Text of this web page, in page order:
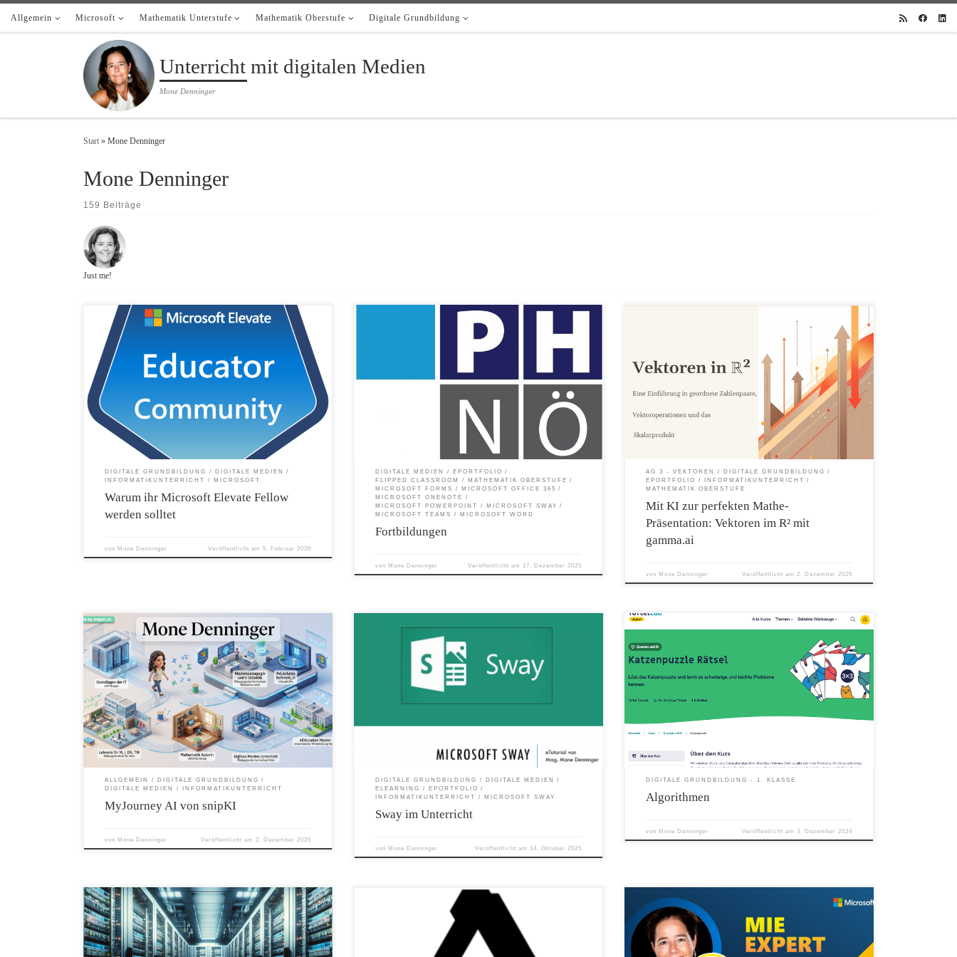
Zum Inhalt springen
Allgemein Microsoft Mathematik Unterstufe Mathematik Oberstufe Digitale Grundbildung
Unterricht mit digitalen Medien
Mone Denninger
Start » Mone Denninger
Mone Denninger
159 Beiträge
Just me!
In einer Zeit, in der künstliche Intelligenz unseren Bildungsalltag
rasant verändert, steht fest: Lehrkräfte brauchen mehr denn je
Orientierung, Unterstützung und Raum für professionelle
Weiterentwicklung. Genau hier setzt Microsoft Elevate for Educators
an – ein Programm, das nicht nur Wissen vermittelt, sondern eine
echte globale Gemeinschaft schafft. Die höchste Anerkennungsstufe
dieses Programms ist der Microsoft Elevate Educator Fellow – eine
Auszeichnung, die engagierte Lehrkräfte für herausragende
Expertise, Innovationskraft und Community‑Engagement würdigt.
Vielleicht fragt ihr euch: Wie werde ich Fellow – und warum sollte
ich überhaupt darüber nachdenken? Die Antwort ist einfach: Weil
DIGITALE GRUNDBILDUNG
DIGITALE MEDIEN
INFORMATIKUNTERRICHT
MICROSOFT
Warum ihr Microsoft Elevate Fellow
werden solltet
von Mone Denninger Veröffentlicht am 5. Februar 2026
Folgende Fortbildungen werden in nächster Zeit von mir an den
Pädagogischen Hochschulen angeboten! 351F6SPK26 Digitale
Grundlagen mit Microsoft Office 365 | Online-LV Mi, 22.04.26
Microsoft Office 365 | Online-LV Mi, 29.04.26 14:30 – 17:45
online 351F6SPK28 Microsoft 365 im Mathematikunterricht |
Online-LV Mi, 06.05.26 14:30 – 17:45 online 351F6SPK29
Microsoft 365 und KI | Online-LV | #kischule Mi, 20.05.26 14:30 –
17:45 online 351F6SPK51 Grundlagen der Unterrichtsgestaltung mit
Microsoft Teams für den Schulstart 2026 | Online-LV Mi, 23.09.26
14:30 – 17:45 online 351F6SPK52 Erste Schritte in OneNote – das
DIGITALE MEDIEN
EPORTFOLIO
FLIPPED CLASSROOM
MATHEMATIK OBERSTUFE
MICROSOFT FORMS
MICROSOFT OFFICE 365
MICROSOFT ONENOTE
MICROSOFT POWERPOINT
MICROSOFT SWAY
MICROSOFT TEAMS
MICROSOFT WORD
Fortbildungen
von Mone Denninger Veröffentlicht am 17. Dezember 2025
Vor einiger Zeit bin ich auf gamma.ai gestoßen – ein KI-gestütztes
Präsentations-Tool, das beim Erstellen einer Präsentation erheblich
Zeit spart. Gamma.ai ist ein innovatives Tool zur KI-gestützten
Erstellung von Präsentationen, Websites und Dokumenten. Das
Besondere: Du brauchst weder Designkenntnisse noch Programmier-
Know-how. Die Plattform nutzt Künstliche Intelligenz, um Inhalte
automatisch zu strukturieren, ansprechende Layouts zu generieren
und visuelle Elemente intelligente einzubinden. Besonders für
Lehrkräfte interessant ist die Möglichkeit, ein bestehendes PDF
direkt hochzuladen und dieses automatisch in eine ansprechende
Präsentation umzuwandeln. Genau das habe ich ausprobiert:
dunkel und die Bilder dementsprechend düster. Ich habe das […]
AG 3 - VEKTOREN
DIGITALE GRUNDBILDUNG
EPORTFOLIO
INFORMATIKUNTERRICHT
MATHEMATIK OBERSTUFE
Mit KI zur perfekten Mathe-
Präsentation: Vektoren im R² mit
gamma.ai
von Mone Denninger Veröffentlicht am 2. Dezember 2025
MyJourney AI von snipKI ist ein Online-Tool, das die wichtigsten
Stationen deines Werdegangs und deine beruflichen Meilensteine in
wenigen Schritten in eine visuelle, KI-generierte Journey-Grafik
verwandelt. Mit nur ein paar Klicks entsteht ein individuelles Bild,
das sich ideal für Social Media, Lebenslauf, Portfolio oder
Präsentationen eignet – komplett kostenlos. Die Visualisierung wirkt
deutlich moderner als ein klassischer Text-Lebenslauf und eignet
sich besonders für LinkedIn-Posts oder Bewerbungsunterlagen.
https://journey.snipki.de Vor allem hat mich die Geschwindigkeit
beeindruckt! Ich habe nur meinen LinkedIn URL eingegeben und
schon hat die Plattform meine Informationen analysiert und meine
ALLGEMEIN
DIGITALE GRUNDBILDUNG
DIGITALE MEDIEN
INFORMATIKUNTERRICHT
MyJourney AI von snipKI
vonMone Denninger Veröffentlicht am 2. Dezember 2025
Was ist Sway? Sway ist eine von Microsoft kostenlos zur Verfügung
gestellte Web 2.0 Anwendung. Die Kernaufgabe ist das einfache
Präsentieren von Inhalten auf einer Webseite. Diese Inhalte können
reine Texte, Bilder, Videos, aber auch interaktiv eingebundene
DIGITALE GRUNDBILDUNG
DIGITALE MEDIEN
ELEARNING
EPORTFOLIO
INFORMATIKUNTERRICHT
MICROSOFT SWAY
Sway im Unterricht
vonMone Denninger Veröffentlicht am 14. Oktober 2025
Arbeite den Kurs: Katzenpuzzle Rätsel durch! Achtung! Du wirst den
Ausdruck des Katzenpuzzels, sowie eine Schere benötigen!
DIGITALE GRUNDBILDUNG - 1. KLASSE
Algorithmen
vonMone Denninger Veröffentlicht am 3. Dezember 2024
Lernziele/Kompetenzen: Erklären, was KI ist und wie sie
funktioniert Trainieren von KI Verstehen, was die generative KI
einzigartig macht Erkennen von Chancen und Gefahren von KI
Experimentieren mit dem Chatbot Teste dein Vorwissen! Was weißt
Affinity ist eine Reihe von Grafikdesign-Softwareprodukten, die von
Serif entwickelt wurden. Dazu gehören Affinity Photo
(Bildbearbeitung: Bearbeitung und Retusche einzelner Fotos oder
mehrschichtiger Kompositionen und fotografischer Kunstwerke.),
Ich freue mich riesig, bekanntgeben zu dürfen, dass ich bereits zum
10. Mal in Folge zum Microsoft Innovative Education
Expert #MIEExpert ernannt wurde. Diese Auszeichnung bedeutet
mir sehr viel und ich bin stolz, Teil einer globalen Gemeinschaft von